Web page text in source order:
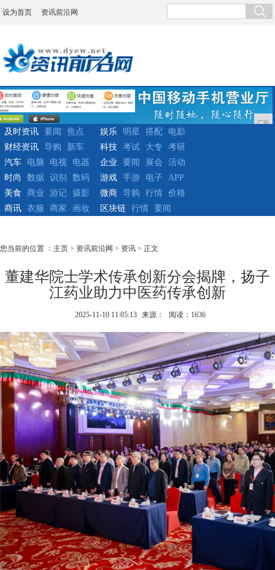
设为首页 资讯前沿网
广告
及时资讯 要闻
焦点
财经资讯
导购 新车
娱乐 明星 搭配
电影
科技
考试 大专
考研
汽车
电脑 电视
电器
时尚
数据 识别 数码
企业 要闻 展会
活动
游戏
手游 电子
APP
美食
商业 游记
摄影
商讯
衣服 商家 画妆
微商 导购 行情
价格
区块链
行情 要闻
您当前的位置 ： 主页 > 资讯前沿网 > 资讯 > 正文
董建华院士学术传承创新分会揭牌，扬子
江药业助力中医药传承创新
2025-11-10 11:05:13 来源： 阅读：1636